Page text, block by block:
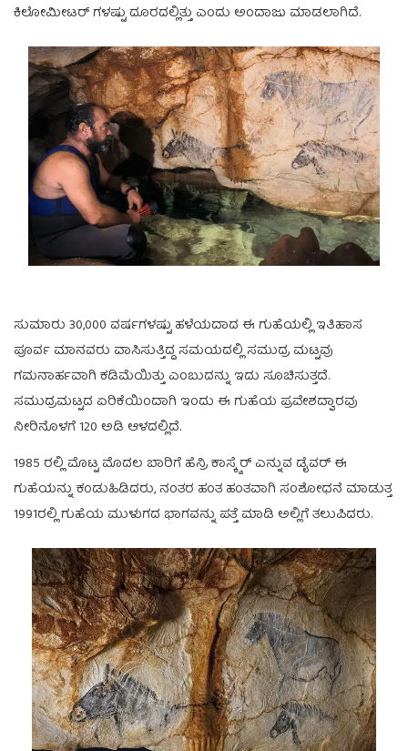
ಕಿಲೋಮೀಟರ್ ಗಳಷ್ಟು ದೂರದಲ್ಲಿತ್ತು ಎಂದು ಅಂದಾಜು ಮಾಡಲಾಗಿದೆ.
ಸುಮಾರು 30,000 ವರ್ಷಗಳಷ್ಟು ಹಳೆಯದಾದ ಈ ಗುಹೆಯಲ್ಲಿ ಇತಿಹಾಸ
ಪೂರ್ವ ಮಾನವರು ವಾಸಿಸುತ್ತಿದ್ದ ಸಮಯದಲ್ಲಿ ಸಮುದ್ರ ಮಟ್ಟವು
ಗಮನಾರ್ಹವಾಗಿ ಕಡಿಮೆಯಿತ್ತು ಎಂಬುದನ್ನು ಇದು ಸೂಚಿಸುತ್ತದೆ.
ಸಮುದ್ರಮಟ್ಟದ ಏರಿಕೆಯಿಂದಾಗಿ ಇಂದು ಈ ಗುಹೆಯ ಪ್ರವೇಶದ್ವಾರವು
ನೀರಿನೊಳಗೆ 120 ಅಡಿ ಆಳದಲ್ಲಿದೆ.
1985 ರಲ್ಲಿ ಮೊಟ್ಟ ಮೊದಲ ಬಾರಿಗೆ ಹೆನ್ರಿ ಕಾಸ್ಕ್ವೆರ್ ಎನ್ನುವ ಡೈವರ್ ಈ
ಗುಹೆಯನ್ನು ಕಂಡುಹಿಡಿದರು, ನಂತರ ಹಂತ ಹಂತವಾಗಿ ಸಂಶೋಧನೆ ಮಾಡುತ್ತ
1991ರಲ್ಲಿ ಗುಹೆಯ ಮುಳುಗದ ಭಾಗವನ್ನು ಪತ್ತೆ ಮಾಡಿ ಅಲ್ಲಿಗೆ ತಲುಪಿದರು.